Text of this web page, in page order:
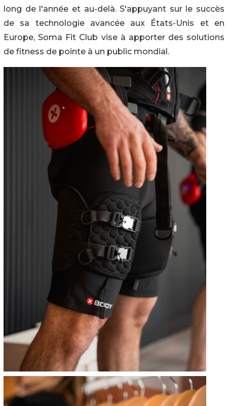
long de l'année et au-delà. S'appuyant sur le succès
de sa technologie avancée aux États-Unis et en
Europe, Soma Fit Club vise à apporter des solutions
de fitness de pointe à un public mondial.